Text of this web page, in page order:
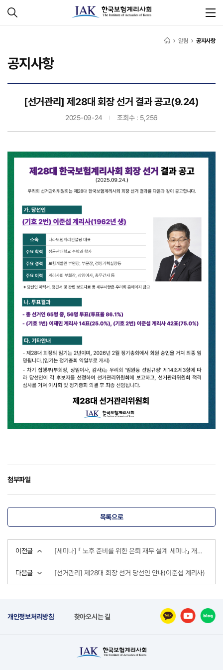
알림 공지사항
공지사항
[선거관리] 제28대 회장 선거 결과 공고(9.24)
2025-09-24 조회수 : 5,256
첨부파일
목록으로
이전글 [세미나] 「 노후 준비를 위한 은퇴 재무 설계 세미나」 개최 안내 (10.22)
다음글 [선거관리] 제28대 회장 선거 당선인 안내(이준섭 계리사)
개인정보처리방침 찾아오시는 길